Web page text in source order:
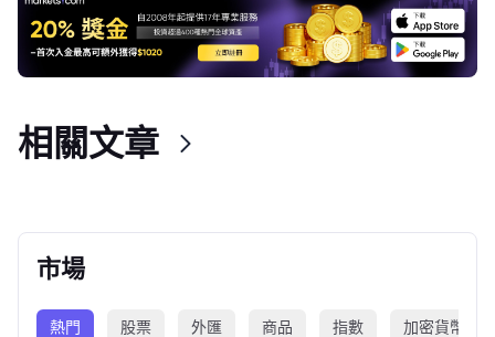
市場
熱門 股票 外匯 商品 指數 加密貨幣
相關文章